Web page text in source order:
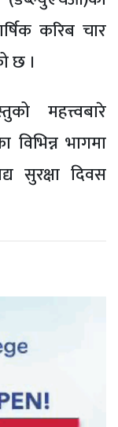
करिब चार
छ ।
महत्त्वबारे
भागमा
सुरक्षा दिवस